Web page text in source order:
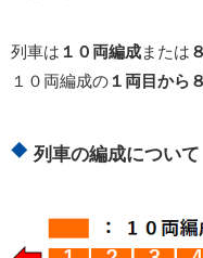
列車は １０両編成または
１０両編成の １ 両目から
列車の編成について